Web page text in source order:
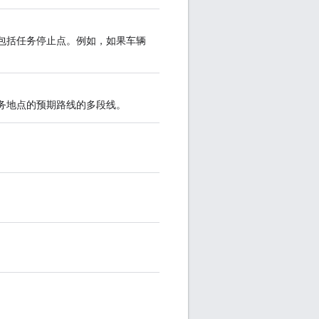
括任务停止点。例如，如果车辆
点的预期路线的多段线。